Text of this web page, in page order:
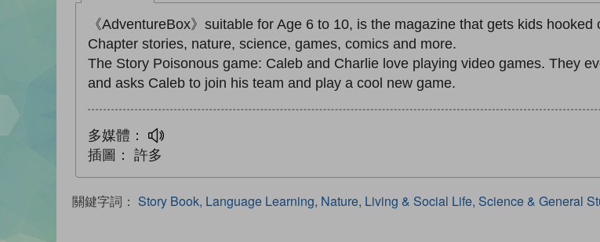
《AdventureBox》suitable for Age 6 to 10, is the magazine that gets kids
Chapter stories, nature, science, games, comics and more.
The Story Poisonous game: Caleb and Charlie love playing video games. They
and asks Caleb to join his team and play a cool new game.
多媒體：
插圖：
許多
關鍵字詞： Story Book, Language Learning, Nature, Living & Social Life, Science & General